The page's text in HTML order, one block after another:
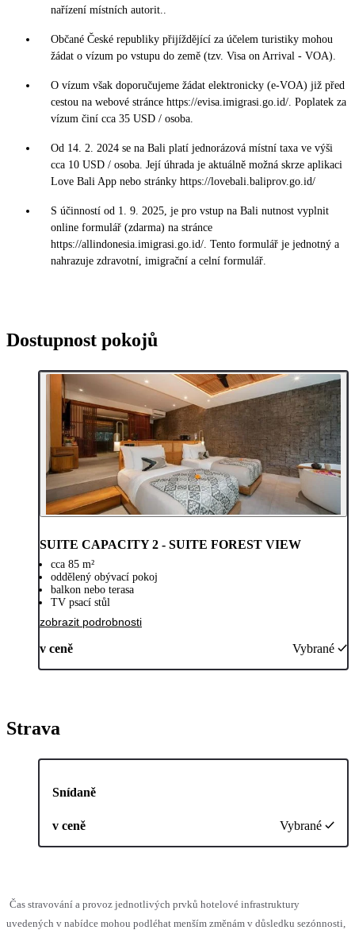
nařízení místních autorit..
Občané České republiky přijíždějící za účelem turistiky mohou
žádat o vízum po vstupu do země (tzv. Visa on Arrival - VOA).
O vízum však doporučujeme žádat elektronicky (e-VOA) již před
cestou na webové stránce https://evisa.imigrasi.go.id/. Poplatek za
vízum činí cca 35 USD / osoba.
Od 14. 2. 2024 se na Bali platí jednorázová místní taxa ve výši
cca 10 USD / osoba. Její úhrada je aktuálně možná skrze aplikaci
Love Bali App nebo stránky https://lovebali.baliprov.go.id/
S účinností od 1. 9. 2025, je pro vstup na Bali nutnost vyplnit
online formulář (zdarma) na stránce
https://allindonesia.imigrasi.go.id/. Tento formulář je jednotný a
nahrazuje zdravotní, imigrační a celní formulář.
Dostupnost pokojů
SUITE CAPACITY 2 - SUITE FOREST VIEW
cca 85 m²
oddělený obývací pokoj
balkon nebo terasa
TV psací stůl
zobrazit podrobnosti
v ceně Vybrané
Strava
Snídaně
v ceně Vybrané
Čas stravování a provoz jednotlivých prvků hotelové infrastruktury
uvedených v nabídce mohou podléhat menším změnám v důsledku sezónnosti,